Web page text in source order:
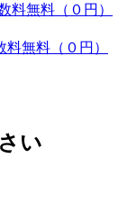
無料（０円）
無料（０円）
い